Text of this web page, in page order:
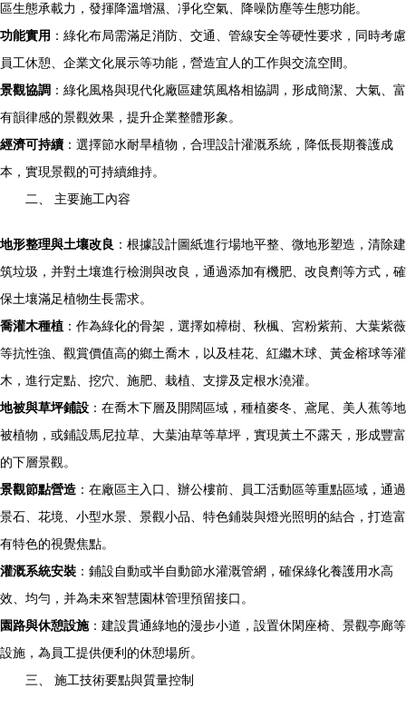
區生態承載力，發揮降溫增濕、凈化空氣、降噪防塵等生態功能。
功能實用 ：綠化布局需滿足消防、交通、管線安全等硬性要求，同時考慮
員工休憩、企業文化展示等功能，營造宜人的工作與交流空間。
景觀協調 ：綠化風格與現代化廠區建筑風格相協調，形成簡潔、大氣、富
有韻律感的景觀效果，提升企業整體形象。
經濟可持續 ：選擇節水耐旱植物，合理設計灌溉系統，降低長期養護成
本，實現景觀的可持續維持。
二、 主要施工內容
地形整理與土壤改良 ：根據設計圖紙進行場地平整、微地形塑造，清除建
筑垃圾，并對土壤進行檢測與改良，通過添加有機肥、改良劑等方式，確
保土壤滿足植物生長需求。
喬灌木種植 ：作為綠化的骨架，選擇如樟樹、秋楓、宮粉紫荊、大葉紫薇
等抗性強、觀賞價值高的鄉土喬木，以及桂花、紅繼木球、黃金榕球等灌
木，進行定點、挖穴、施肥、栽植、支撐及定根水澆灌。
地被與草坪鋪設 ：在喬木下層及開闊區域，種植麥冬、鳶尾、美人蕉等地
被植物，或鋪設馬尼拉草、大葉油草等草坪，實現黃土不露天，形成豐富
的下層景觀。
景觀節點營造 ：在廠區主入口、辦公樓前、員工活動區等重點區域，通過
景石、花境、小型水景、景觀小品、特色鋪裝與燈光照明的結合，打造富
有特色的視覺焦點。
灌溉系統安裝 ：鋪設自動或半自動節水灌溉管網，確保綠化養護用水高
效、均勻，并為未來智慧園林管理預留接口。
園路與休憩設施：建設貫通綠地的漫步小道，設置休閑座椅、景觀亭廊等
設施，為員工提供便利的休憩場所。
三、 施工技術要點與質量控制